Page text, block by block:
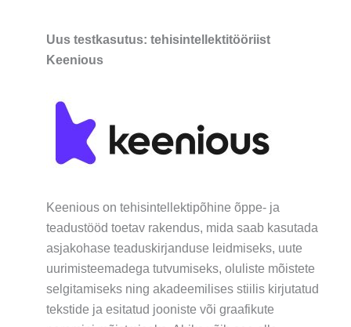
Uus testkasutus: tehisintellektitööriist
Keenious
Keenious on tehisintellektipõhine õppe- ja
teadustööd toetav rakendus, mida saab kasutada
asjakohase teaduskirjanduse leidmiseks, uute
uurimisteemadega tutvumiseks, oluliste mõistete
selgitamiseks ning akadeemilises stiilis kirjutatud
tekstide ja esitatud jooniste või graafikute